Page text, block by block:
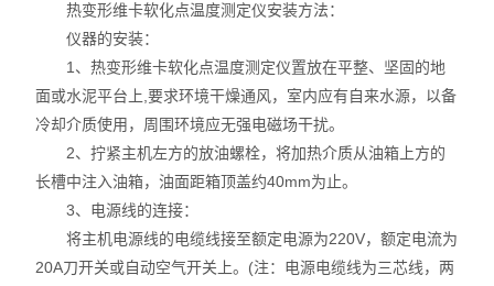
扭转试验机
冲击试验机
跌落试验机
振动试验机
热变形维卡软化点温度测定仪安装方法：
仪器的安装：
1、热变形维卡软化点温度测定仪置放在平整、坚固的地
面或水泥平台上,要求环境干燥通风，室内应有自来水源，以备
冷却介质使用，周围环境应无强电磁场干扰。
2、拧紧主机左方的放油螺栓，将加热介质从油箱上方的
长槽中注入油箱，油面距箱顶盖约40mm为止。
3、电源线的连接：
将主机电源线的电缆线接至额定电源为220V，额定电流为
20A刀开关或自动空气开关上。(注：电源电缆线为三芯线，两